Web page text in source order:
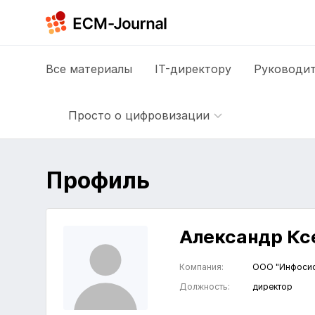
Все материалы IT-директору
Просто о цифровизации
Профиль
Александр
Компания:
ООО
Должность:
директор